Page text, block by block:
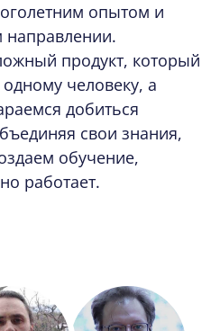
опытом и
направлении.
продукт, который
человеку, а
добиться
свои знания,
обучение,
работает.